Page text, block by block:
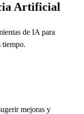
Artificial
de IA para
tiempo.
mejoras y